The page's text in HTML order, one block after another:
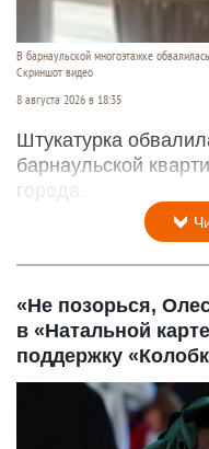
В барнаульской многоэтажке
Скриншот видео
8 августа 2026 в 18:35
Штукатурка
барнаульской
города.
«Не позорься,
в «Натальной
поддержку